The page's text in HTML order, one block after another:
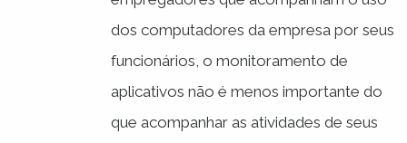
dos computadores da empresa por seus
funcionários, o monitoramento de
aplicativos não é menos importante do
que acompanhar as atividades de seus